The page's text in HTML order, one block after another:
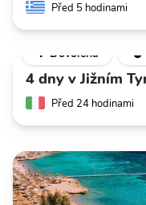
Před 5 hodinami
🌴 Dovolená
4 dny v Jižním
Před 24 hodinami